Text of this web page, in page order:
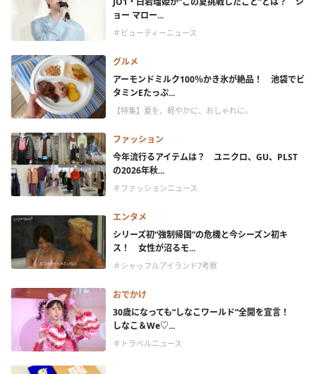
ョー マロー...
＃ビューティーニュース
グルメ
アーモンドミルク100％かき氷が絶品！ 池袋でビ
タミンEたっぷ...
【特集】夏を、軽やかに、おしゃれに。
ファッション
今年流行るアイテムは？ ユニクロ、GU、PLST
の2026年秋...
＃ファッションニュース
エンタメ
シリーズ初“強制帰国”の危機と今シーズン初キ
ス！ 女性が沼るモ...
＃シャッフルアイランド7考察
おでかけ
30歳になっても“しなこワールド”全開を宣言！
しなこ＆We♡...
＃トラベルニュース